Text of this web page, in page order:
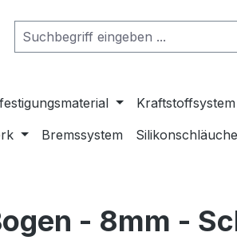
Kraftstoffsystem
Bremssystem Silikonschläuche
- 8mm -